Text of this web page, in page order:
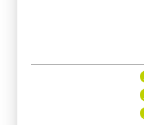
Produkteigenschaft